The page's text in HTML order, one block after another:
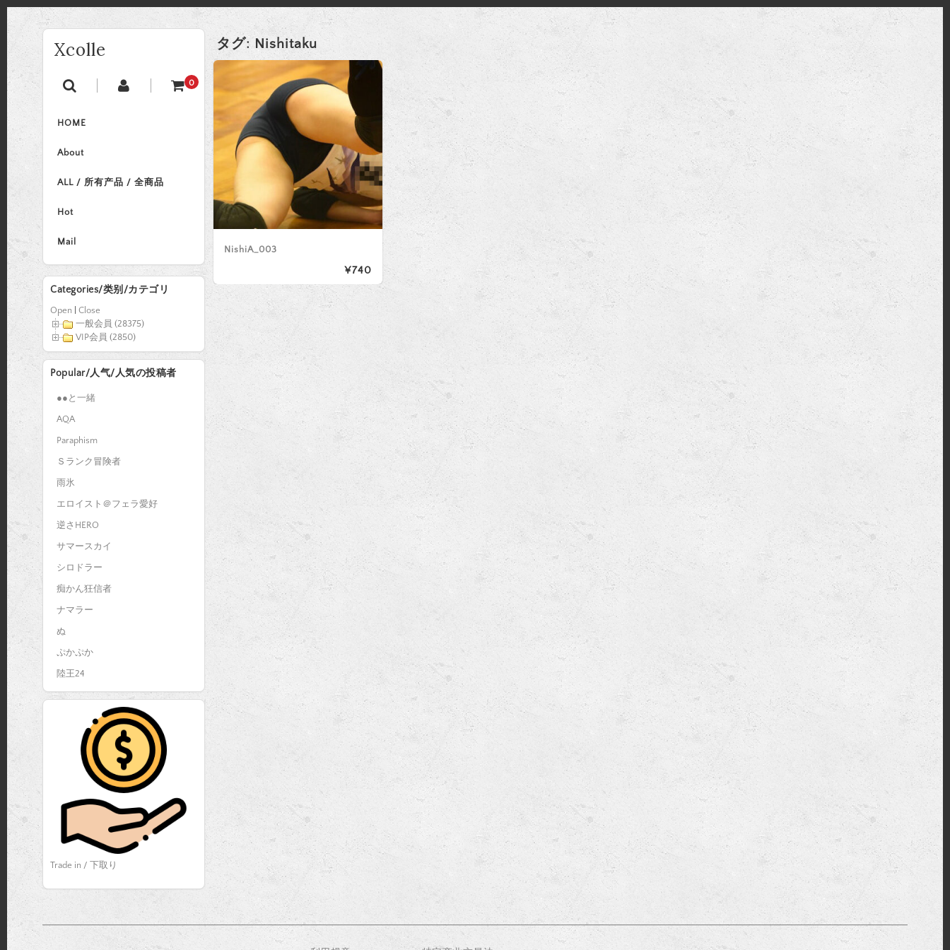
Xcolle
0
HOME
About
ALL / 所有产品 / 全商品
Hot
Mail
タグ: Nishitaku
NishiA_003
¥740
Categories/类别/カテゴリ
Open
Close
一般会員 (28375)
VIP会員 (2850)
Popular/人气/人気の投稿者
●●と一緒
AQA
Paraphism
Ｓランク冒険者
雨氷
エロイスト＠フェラ愛好
逆さHERO
サマースカイ
シロドラー
痴かん狂信者
ナマラー
ぬ
ぷかぷか
陸王24
Trade in / 下取り